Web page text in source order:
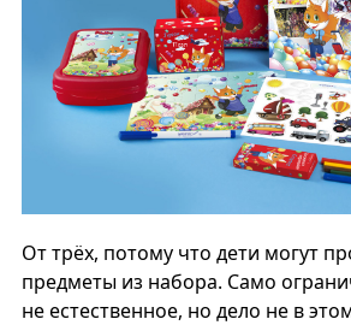
От трёх, потому что дети могут
предметы из набора. Само
не естественное, но дело не в